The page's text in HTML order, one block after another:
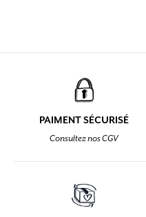
PAIMENT SÉCURISÉ
Consultez nos CGV